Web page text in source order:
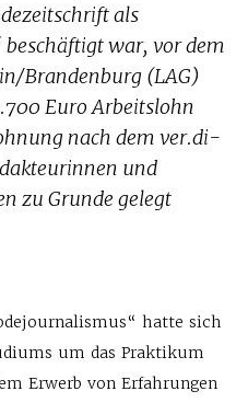
als
war, vor dem
Brandenburg (LAG)
Euro Arbeitslohn
nach dem ver.di-
und
zu Grunde gelegt
hatte sich
um das Praktikum
Erwerb von Erfahrungen